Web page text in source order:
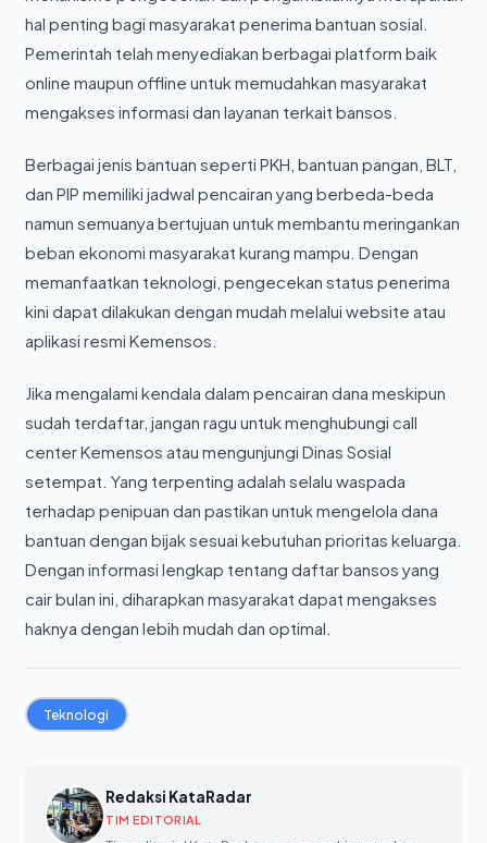
hal penting bagi masyarakat penerima bantuan sosial.
Pemerintah telah menyediakan berbagai platform baik
online maupun offline untuk memudahkan masyarakat
mengakses informasi dan layanan terkait bansos.
Berbagai jenis bantuan seperti PKH, bantuan pangan, BLT,
dan PIP memiliki jadwal pencairan yang berbeda-beda
namun semuanya bertujuan untuk membantu meringankan
beban ekonomi masyarakat kurang mampu. Dengan
memanfaatkan teknologi, pengecekan status penerima
kini dapat dilakukan dengan mudah melalui website atau
aplikasi resmi Kemensos.
Jika mengalami kendala dalam pencairan dana meskipun
sudah terdaftar, jangan ragu untuk menghubungi call
center Kemensos atau mengunjungi Dinas Sosial
setempat. Yang terpenting adalah selalu waspada
terhadap penipuan dan pastikan untuk mengelola dana
bantuan dengan bijak sesuai kebutuhan prioritas keluarga.
Dengan informasi lengkap tentang daftar bansos yang
cair bulan ini, diharapkan masyarakat dapat mengakses
haknya dengan lebih mudah dan optimal.
Teknologi
Redaksi KataRadar
TIM EDITORIAL